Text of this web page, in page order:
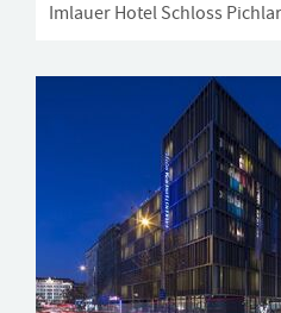
Imlauer Hotel Schloss